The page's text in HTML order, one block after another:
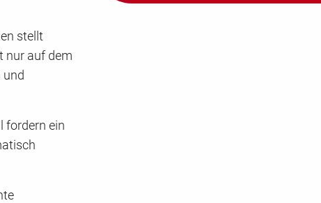
stellt
nur auf dem
und
fordern ein